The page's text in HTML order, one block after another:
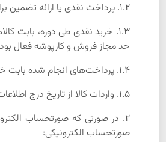
1.2. پرداخت نقدی یا ارائه تضمین برای افزایش سقف حد مجاز علاوه بر میزان بند (1) فوق از تاریخ درج در کارپوشه مؤدی.
1.3. خرید نقدی طی دوره، بابت
حد مجاز فروش و کارپوشه فعال
1.4. پرداخت‌های انجام شده بابت خریدهای نسیه دوره قبل، از تاریخ تأیید پرداخت توسط طرفین معامله به شرطی که فروشنده دارای حد مجاز فروش و کارپوشه فعال بوده باشد.
1.5. واردات کالا از تاریخ درج اطلاعات مربوط به واردات در کارپوشه مؤدی.
2. در صورتی که صورتحساب
صورتحساب الکترونیکی: